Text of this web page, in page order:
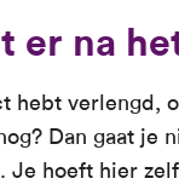
er na
hebt verlengd,
Dan gaat je
Je hoeft hier